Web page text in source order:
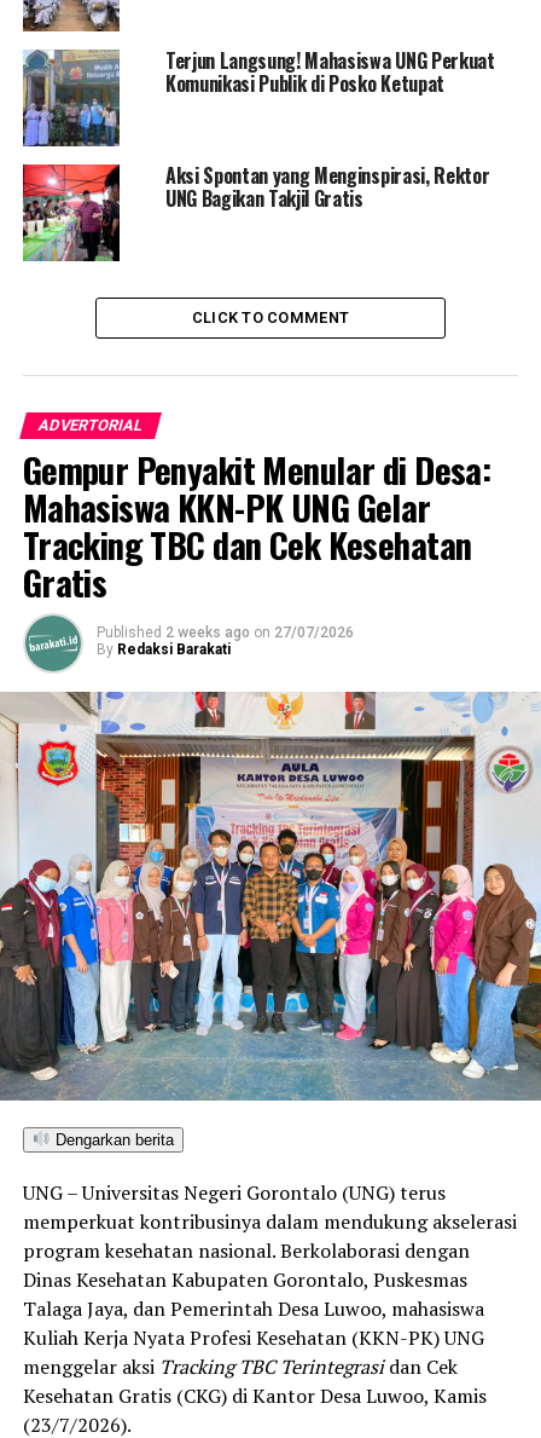
Terjun Langsung! Mahasiswa UNG Perkuat
Komunikasi Publik di Posko Ketupat
Aksi Spontan yang Menginspirasi, Rektor
UNG Bagikan Takjil Gratis
CLICK TO COMMENT
ADVERTORIAL
Gempur Penyakit Menular di Desa:
Mahasiswa KKN-PK UNG Gelar
Tracking TBC dan Cek Kesehatan
Gratis
Published 2 weeks ago on 27/07/2026
By Redaksi Barakati
Dengarkan berita
UNG – Universitas Negeri Gorontalo (UNG) terus
memperkuat kontribusinya dalam mendukung akselerasi
program kesehatan nasional. Berkolaborasi dengan
Dinas Kesehatan Kabupaten Gorontalo, Puskesmas
Talaga Jaya, dan Pemerintah Desa Luwoo, mahasiswa
Kuliah Kerja Nyata Profesi Kesehatan (KKN-PK) UNG
menggelar aksi Tracking TBC Terintegrasidan Cek
Kesehatan Gratis (CKG) di Kantor Desa Luwoo, Kamis
(23/7/2026).